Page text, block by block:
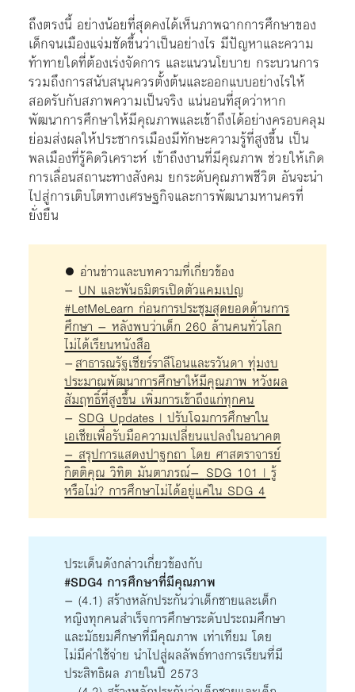
ถึงตรงนี้ อย่างน้อยที่สุดคงได้เห็นภาพฉากการศึกษาของ
เด็กจนเมืองแจ่มชัดขึ้นว่าเป็นอย่างไร มีปัญหาและความ
ท้าทายใดที่ต้องเร่งจัดการ และแนวนโยบาย กระบวนการ
รวมถึงการสนับสนุนควรตั้งต้นและออกแบบอย่างไรให้
สอดรับกับสภาพความเป็นจริง แน่นอนที่สุดว่าหาก
พัฒนาการศึกษาให้มีคุณภาพและเข้าถึงได้อย่างครอบคลุม
ย่อมส่งผลให้ประชากรเมืองมีทักษะความรู้ที่สูงขึ้น เป็น
พลเมืองที่รู้คิดวิเคราะห์ เข้าถึงงานที่มีคุณภาพ ช่วยให้เกิด
การเลื่อนสถานะทางสังคม ยกระดับคุณภาพชีวิต อันจะนำ
ไปสู่การเติบโตทางเศรษฐกิจและการพัฒนามหานครที่
ยั่งยืน
● อ่านข่าวและบทความที่เกี่ยวข้อง
– UN และพันธมิตรเปิดตัวแคมเปญ
#LetMeLearn ก่อนการประชุมสุดยอดด้านการ
ศึกษา – หลังพบว่าเด็ก 260 ล้านคนทั่วโลก
ไม่ได้เรียนหนังสือ
–สาธารณรัฐเซียร์ราลีโอนและรวันดา ทุ่มงบ
ประมาณพัฒนาการศึกษาให้มีคุณภาพ หวังผล
สัมฤทธิ์ที่สูงขึ้น เพิ่มการเข้าถึงแก่ทุกคน
– SDG Updates | ปรับโฉมการศึกษาใน
เอเชียเพื่อรับมือความเปลี่ยนแปลงในอนาคต
– สรุปการแสดงปาฐกถา โดย ศาสตราจารย์
กิตติคุณ วิทิต มันตาภรณ์– SDG 101 | รู้
หรือไม่? การศึกษาไม่ได้อยู่แค่ใน SDG 4
ประเด็นดังกล่าวเกี่ยวข้องกับ
#SDG4 การศึกษาที่มีคุณภาพ
– (4.1) สร้างหลักประกันว่าเด็กชายและเด็ก
หญิงทุกคนสำเร็จการศึกษาระดับประถมศึกษา
และมัธยมศึกษาที่มีคุณภาพ เท่าเทียม โดย
ไม่มีค่าใช้จ่าย นำไปสู่ผลลัพธ์ทางการเรียนที่มี
ประสิทธิผล ภายในปี 2573